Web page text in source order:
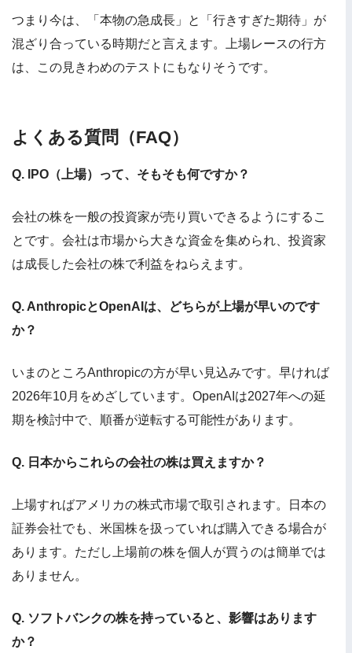
つまり今は、「本物の急成長」と「行きすぎた期待」が
混ざり合っている時期だと言えます。上場レースの行方
は、この見きわめのテストにもなりそうです。
よくある質問（FAQ）
Q. IPO（上場）って、そもそも何ですか？
会社の株を一般の投資家が売り買いできるようにするこ
とです。会社は市場から大きな資金を集められ、投資家
は成長した会社の株で利益をねらえます。
Q. AnthropicとOpenAIは、どちらが上場が早いのです
か？
いまのところAnthropicの方が早い見込みです。早ければ
2026年10月をめざしています。OpenAIは2027年への延
期を検討中で、順番が逆転する可能性があります。
Q. 日本からこれらの会社の株は買えますか？
上場すればアメリカの株式市場で取引されます。日本の
証券会社でも、米国株を扱っていれば購入できる場合が
あります。ただし上場前の株を個人が買うのは簡単では
ありません。
Q. ソフトバンクの株を持っていると、影響はあります
か？